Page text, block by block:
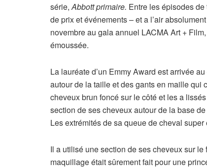
série,Abbott primaire. Entre les épisodes
de prix et événements – et a l’air
novembre au gala annuel LACMA Art +
émoussée.
La lauréate d’un Emmy Award est arrivée
autour de la taille et des gants en maille qui
cheveux brun foncé sur le côté et les a
section de ses cheveux autour de la base
Les extrémités de sa queue de cheval
Il a utilisé une section de ses cheveux sur
maquillage était sûrement fait pour une